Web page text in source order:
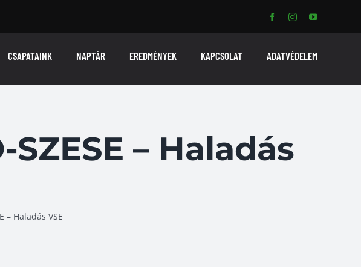
CSAPATAINK NAPTÁR EREDMÉNYEK KAPCSOLAT ADATVÉDELEM
SZESE – Haladás
– Haladás VSE